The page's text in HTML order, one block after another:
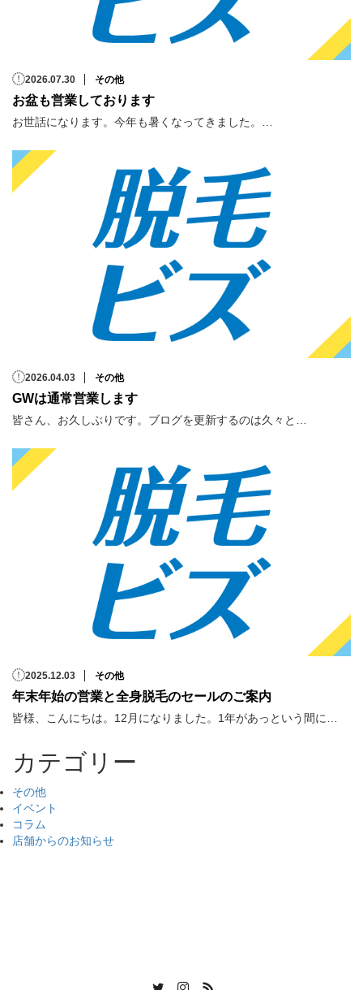
2026.07.30 その他
お盆も営業しております
お世話になります。今年も暑くなってきました。…
2026.04.03 その他
GWは通常営業します
皆さん、お久しぶりです。ブログを更新するのは久々と…
2025.12.03 その他
年末年始の営業と全身脱毛のセールのご案内
皆様、こんにちは。12月になりました。1年があっという間に…
カテゴリー
その他
イベント
コラム
店舗からのお知らせ
Twitter Instagram